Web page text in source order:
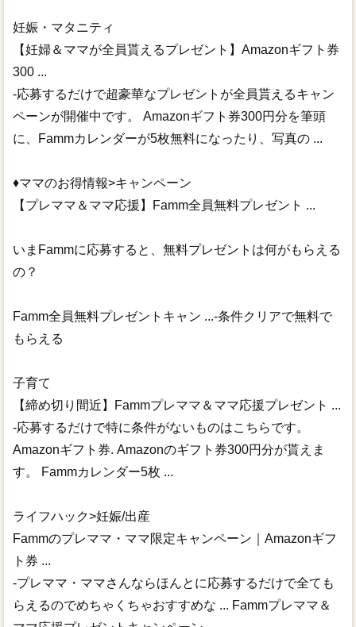
妊娠・マタニティ
【妊婦＆ママが全員貰えるプレゼント】Amazonギフト券
300 ...
-応募するだけで超豪華なプレゼントが全員貰えるキャン
ペーンが開催中です。 Amazonギフト券300円分を筆頭
に、Fammカレンダーが5枚無料になったり、写真の ...
♦ママのお得情報>キャンペーン
【プレママ＆ママ応援】Famm全員無料プレゼント ...
いまFammに応募すると、無料プレゼントは何がもらえる
の？
Famm全員無料プレゼントキャン ...-条件クリアで無料で
もらえる
子育て
【締め切り間近】Fammプレママ＆ママ応援プレゼント ...
-応募するだけで特に条件がないものはこちらです。
Amazonギフト券. Amazonのギフト券300円分が貰えま
す。 Fammカレンダー5枚 ...
ライフハック>妊娠/出産
Fammのプレママ・ママ限定キャンペーン｜Amazonギフ
ト券 ...
-プレママ・ママさんならほんとに応募するだけで全ても
らえるのでめちゃくちゃおすすめな ... Fammプレママ＆